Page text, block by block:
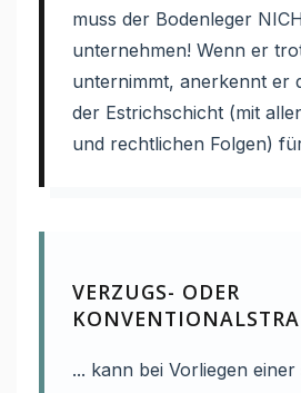
muss der Bodenleger
unternehmen! Wenn er
unternimmt, anerkennt er
der Estrichschicht (mit
und rechtlichen Folgen)
VERZUGS- ODER
... kann bei Vorliegen